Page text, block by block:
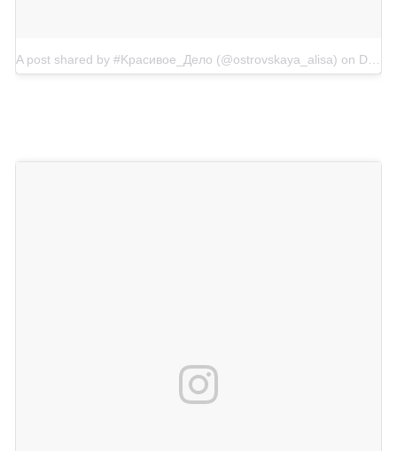
A post shared by #Kрасивое_Дело (@ostrovskaya_alisa) on Dec 27, 2017 at 3:53am PST